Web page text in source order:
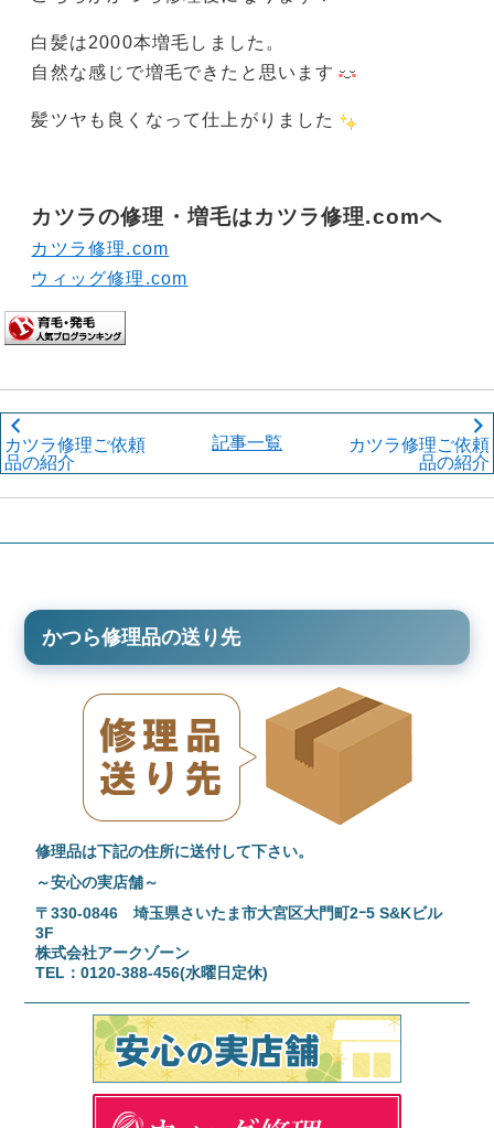
白髪は2000本増毛しました。
自然な感じで増毛できたと思います
髪ツヤも良くなって仕上がりました
カツラの修理・増毛はカツラ修理.comへ
カツラ修理.com
ウィッグ修理.com
カツラ修理ご依頼
品の紹介
記事一覧
カツラ修理ご依頼
品の紹介
かつら修理品の送り先
修理品は下記の住所に送付して下さい。
～安心の実店舗～
〒330-0846 埼玉県さいたま市大宮区大門町2ｰ5 S&Kビル
3F
株式会社アークゾーン
TEL：0120-388-456(水曜日定休)